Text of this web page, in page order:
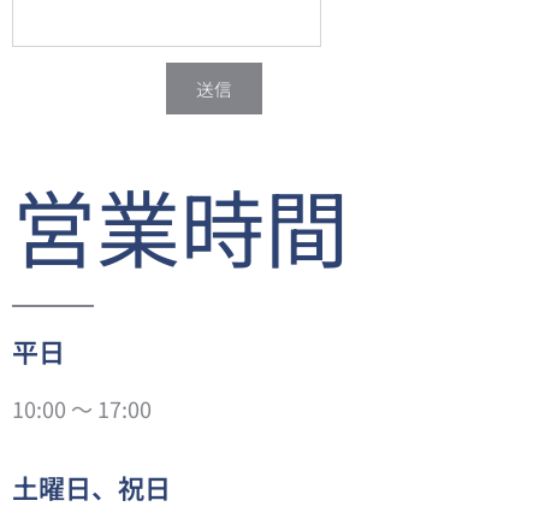
送信
営業時間
平日
10:00 ～ 17:00
土曜日、祝日